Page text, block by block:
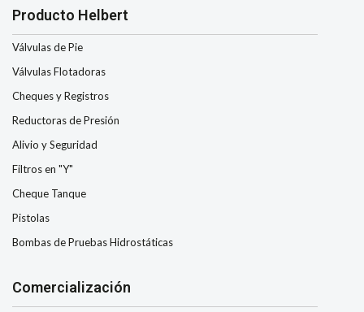
Producto Helbert
Válvulas de Pie
Válvulas Flotadoras
Cheques y Registros
Reductoras de Presión
Alivio y Seguridad
Filtros en "Y"
Cheque Tanque
Pistolas
Bombas de Pruebas Hidrostáticas
Comercialización